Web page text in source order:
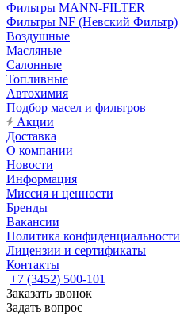
Фильтры MANN-FILTER
Фильтры NF (Невский Фильтр)
Воздушные
Масляные
Салонные
Топливные
Автохимия
Подбор масел и фильтров
Акции
Доставка
О компании
Новости
Информация
Миссия и ценности
Бренды
Вакансии
Политика конфиденциальности
Лицензии и сертификаты
Контакты
+7 (3452) 500-101
Заказать звонок
Задать вопрос